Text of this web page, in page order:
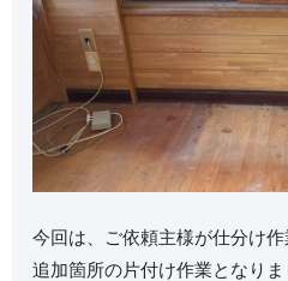
今回は、ご依頼主様が仕分け
追加箇所の片付け作業となりま